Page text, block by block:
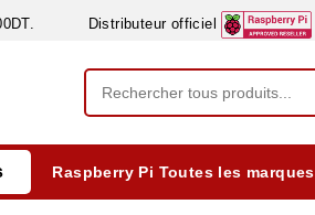
Distributeur officiel
Raspberry Pi Toutes les marques